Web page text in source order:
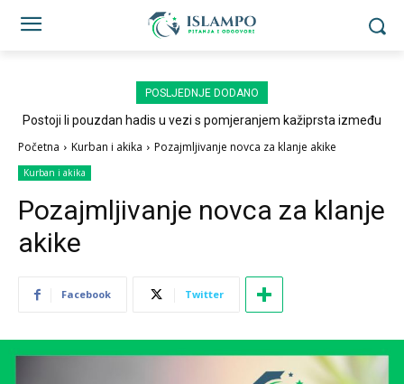
POSLJEDNJE DODANO
Postoji li pouzdan hadis u vezi s pomjeranjem kažiprsta između
Početna Kurban i akika Pozajmljivanje novca za klanje akike
Kurban i akika
Pozajmljivanje novca za klanje
akike
Facebook Twitter